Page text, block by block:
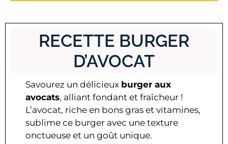
RECETTE BURGER
D’AVOCAT
Savourez un délicieux burger aux
avocats, alliant fondant et fraîcheur !
L’avocat, riche en bons gras et vitamines,
sublime ce burger avec une texture
onctueuse et un goût unique.